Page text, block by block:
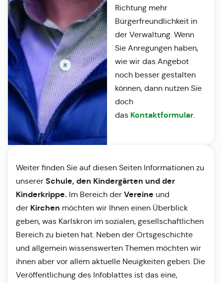
Richtung mehr
Bürgerfreundlichkeit in
der Verwaltung. Wenn
Sie Anregungen haben,
wie wir das Angebot
noch besser gestalten
können, dann nutzen Sie
doch
das Kontaktformular.
Weiter finden Sie auf diesen Seiten Informationen zu
unserer Schule, den Kindergärten und der
Kinderkrippe. Im Bereich der Vereine und
der Kirchen möchten wir Ihnen einen Überblick
geben, was Karlskron im sozialen, gesellschaftlichen
Bereich zu bieten hat. Neben der Ortsgeschichte
und allgemein wissenswerten Themen möchten wir
ihnen aber vor allem aktuelle Neuigkeiten geben. Die
Veröffentlichung des Infoblattes ist das eine,